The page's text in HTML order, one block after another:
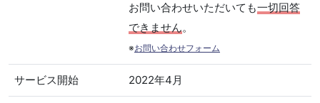
お問い合わせいただいても一切回答
できません。
※お問い合わせフォーム
サービス開始 2022年4月